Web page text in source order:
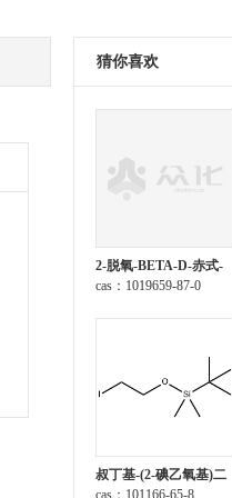
猜你喜欢
2-脱氧-BETA-D-赤式-
呋喃戊糖 1-乙酸酯 3,5-
cas：1019659-87-0
叔丁基-(2-碘乙氧基)二
甲基硅烷
cas：101166-65-8